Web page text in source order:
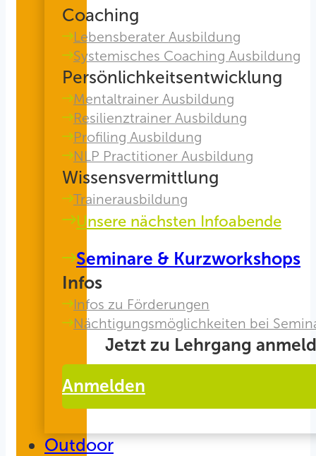
Coaching
Lebensberater Ausbildung
Systemisches Coaching Ausbildung
Persönlichkeitsentwicklung
Mentaltrainer Ausbildung
Resilienztrainer Ausbildung
Profiling Ausbildung
NLP Practitioner Ausbildung
Wissensvermittlung
Trainerausbildung
Unsere nächsten Infoabende
Seminare & Kurzworkshops
Infos
Infos zu Förderungen
Nächtigungsmöglichkeiten bei
Jetzt zu Lehrgang
Anmelden
Outdoor